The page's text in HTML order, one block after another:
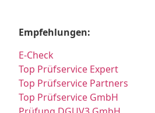
Empfehlungen:
E-Check
Top Prüfservice Expert
Top Prüfservice Partners
Top Prüfservice GmbH